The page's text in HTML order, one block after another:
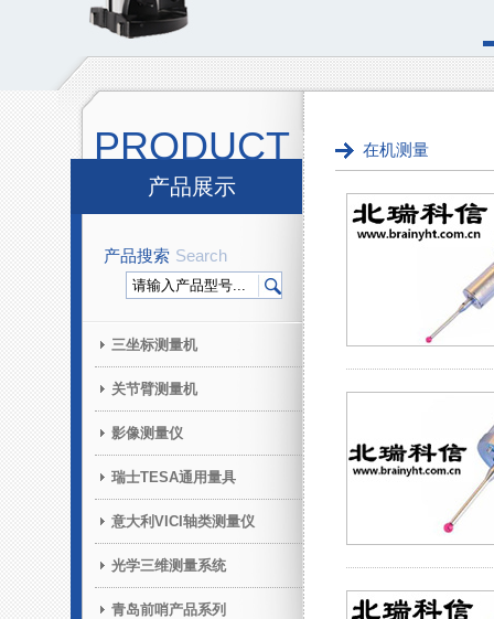
PRODUCT
产品展示
产品搜索 Search
三坐标测量机
关节臂测量机
影像测量仪
瑞士TESA通用量具
意大利VICI轴类测量仪
光学三维测量系统
青岛前哨产品系列
在机测量